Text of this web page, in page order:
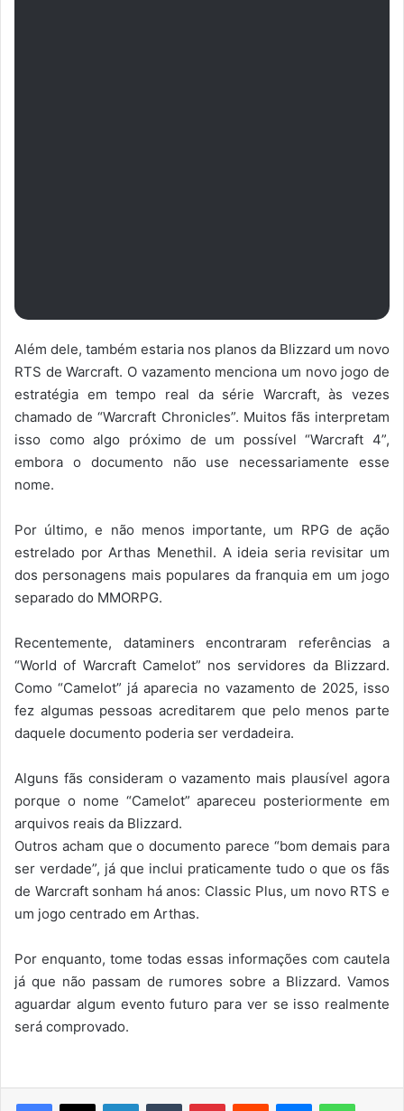
Além dele, também estaria nos planos da Blizzard um novo
RTS de Warcraft. O vazamento menciona um novo jogo de
estratégia em tempo real da série Warcraft, às vezes
chamado de “Warcraft Chronicles”. Muitos fãs interpretam
isso como algo próximo de um possível “Warcraft 4”,
embora o documento não use necessariamente esse
nome.
Por último, e não menos importante, um RPG de ação
estrelado por Arthas Menethil. A ideia seria revisitar um
dos personagens mais populares da franquia em um jogo
separado do MMORPG.
Recentemente, dataminers encontraram referências a
“World of Warcraft Camelot” nos servidores da Blizzard.
Como “Camelot” já aparecia no vazamento de 2025, isso
fez algumas pessoas acreditarem que pelo menos parte
daquele documento poderia ser verdadeira.
Alguns fãs consideram o vazamento mais plausível agora
porque o nome “Camelot” apareceu posteriormente em
arquivos reais da Blizzard.
Outros acham que o documento parece “bom demais para
ser verdade”, já que inclui praticamente tudo o que os fãs
de Warcraft sonham há anos: Classic Plus, um novo RTS e
um jogo centrado em Arthas.
Por enquanto, tome todas essas informações com cautela
já que não passam de rumores sobre a Blizzard. Vamos
aguardar algum evento futuro para ver se isso realmente
será comprovado.
Facebook
X LinkedinTumblr PinterestReddit Messenger